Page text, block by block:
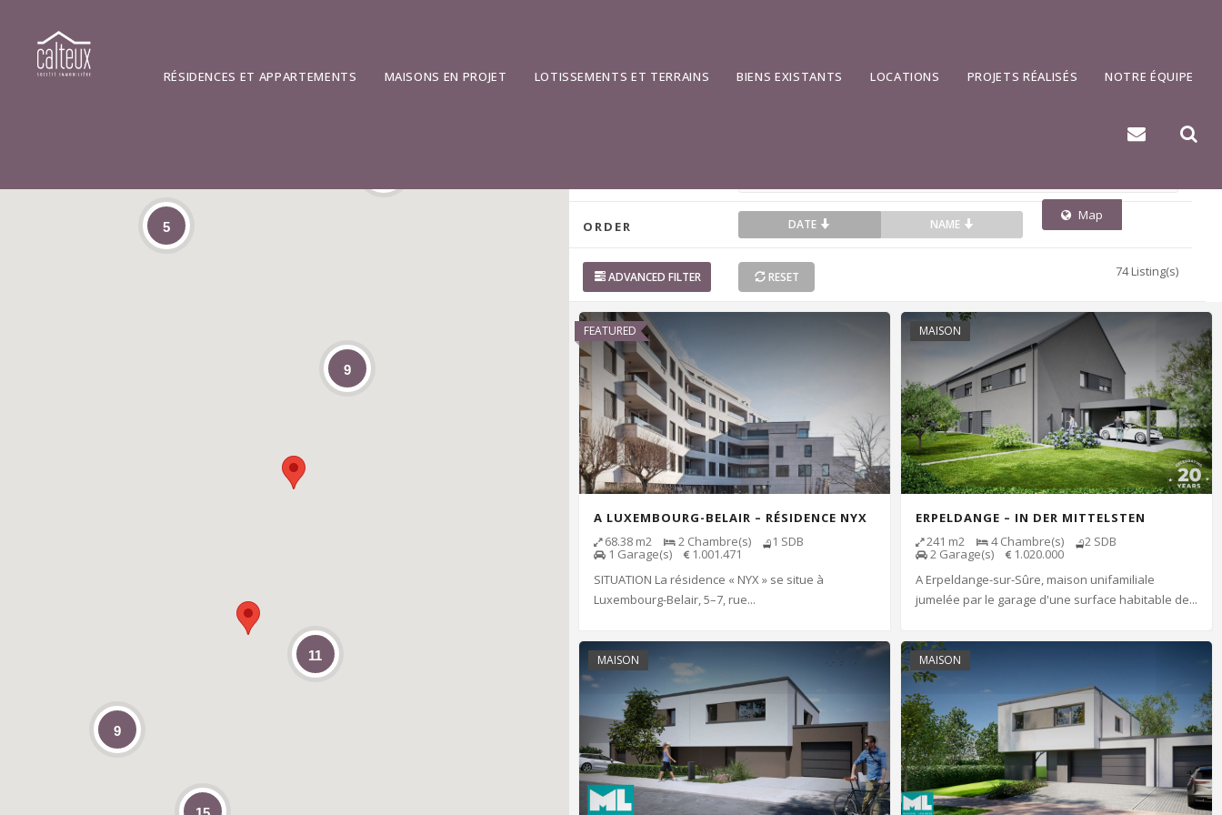
RÉSIDENCES ET APPARTEMENTS MAISONS EN PROJET LOTISSEMENTS ET TERRAINS BIENS EXISTANTS LOCATIONS PROJETS RÉALISÉS NOTRE ÉQUIPE
Map
11
9
9
5
ADDRESS
ORDER DATE NAME
ADVANCED FILTER RESET 74 Listing(s)
FEATURED
A LUXEMBOURG-BELAIR – RÉSIDENCE NYX
68.38 m2 2 Chambre(s) 1 SDB
1 Garage(s)
1.001.471
SITUATION La résidence « NYX » se situe à
Luxembourg-Belair, 5–7, rue...
MAISON
ERPELDANGE – IN DER MITTELSTEN
GEWAAN – LOT 4A.1
241 m2 4Chambre(s) 2 SDB
2 Garage(s)
1.020.000
A Erpeldange-sur-Sûre, maison unifamiliale
jumelée par le garage d'une surface habitable de...
MAISON MAISON